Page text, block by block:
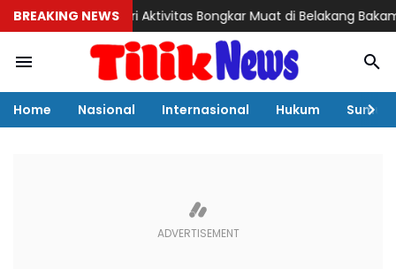
BREAKING NEWS
Misteri Aktivitas Bongkar Muat di Belakang Bakamla
Home Nasional Internasional Hukum Sumut